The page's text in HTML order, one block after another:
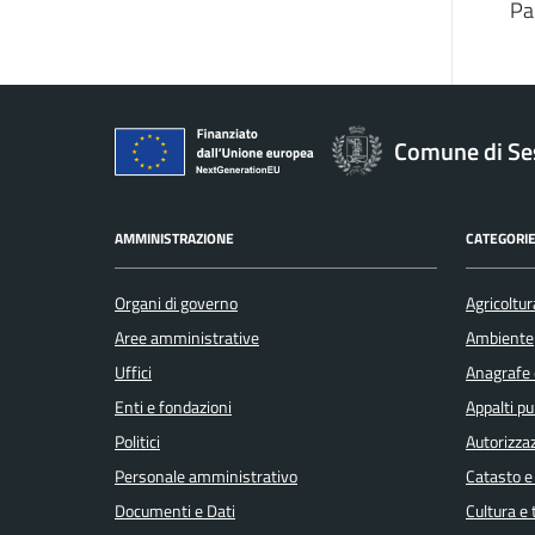
Comune di
AMMINISTRAZIONE
Organi di governo
Aree amministrative
Uffici
Enti e fondazioni
Politici
Personale amministrativo
Documenti e Dati
Ambiente
Appalti
Catasto
Cultura e